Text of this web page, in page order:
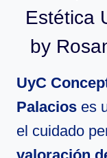
Estética
by
UyC
Palacios es
el cuidado